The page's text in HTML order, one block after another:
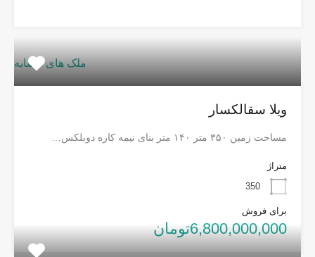
ملک های مشابه
ویلا سقالکسار
مساحت زمین ۳۵۰ متر ۱۴۰ متر بنای نیمه کاره دوبلکس…
متراژ
350
برای فروش
6,800,000,000تومان